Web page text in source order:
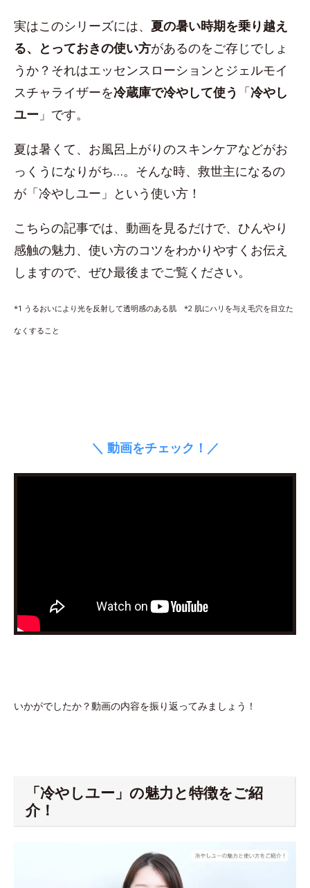
実はこのシリーズには、 夏の暑い時期を乗り越え
る、とっておきの使い方があるのをご存じでしょ
うか？それはエッセンスローションとジェルモイ
スチャライザーを冷蔵庫で冷やして使う 「冷やし
ユー 」です。
夏は暑くて、お風呂上がりのスキンケアなどがお
っくうになりがち…。そんな時、救世主になるの
が「冷やしユー」という使い方！
こちらの記事では、動画を見るだけで、ひんやり
感触の魅力、使い方のコツをわかりやすくお伝え
しますので、ぜひ最後までご覧ください。
*1 うるおいにより光を反射して透明感のある肌 *2 肌にハリを与え毛穴を目立た
なくすること
＼ 動画をチェック！／
いかがでしたか？動画の内容を振り返ってみましょう！
「冷やしユー」の魅力と特徴をご紹
介！